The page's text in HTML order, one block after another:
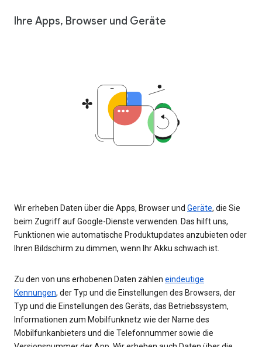
Ihre Apps, Browser und Geräte
Wir erheben Daten über die Apps, Browser und Geräte, die Sie
beim Zugriff auf Google-Dienste verwenden. Das hilft uns,
Funktionen wie automatische Produktupdates anzubieten oder
Ihren Bildschirm zu dimmen, wenn Ihr Akku schwach ist.
Zu den von uns erhobenen Daten zählen eindeutige
Kennungen, der Typ und die Einstellungen des Browsers, der
Typ und die Einstellungen des Geräts, das Betriebssystem,
Informationen zum Mobilfunknetz wie der Name des
Mobilfunkanbieters und die Telefonnummer sowie die